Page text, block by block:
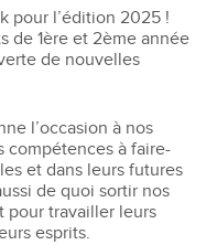
pour l’édition 2025 !
de 1ère et 2ème année
de nouvelles
l’occasion à nos
compétences à faire-
et dans leurs futures
de quoi sortir nos
pour travailler leurs
esprits.